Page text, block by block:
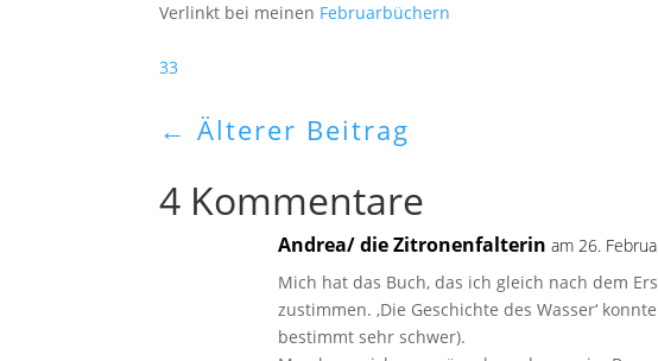
Verlinkt bei meinen Februarbüchern
33
←Älterer Beitrag
4 Kommentare
Andrea/ die Zitronenfalterin am 26.
Mich hat das Buch, das ich gleich nach dem
zustimmen. ‚Die Geschichte des Wasser‘
bestimmt sehr schwer).